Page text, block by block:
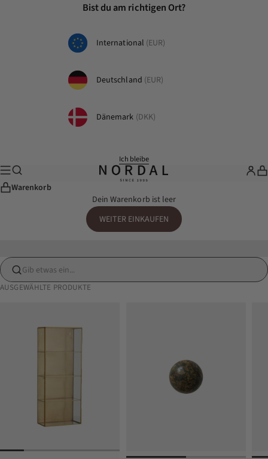
Bist du am richtigen Ort?
International (EUR)
Deutschland (EUR)
Dänemark (DKK)
Ich bleibe
nordal.com
Menü
Suche
Warenkorb
Dein Warenkorb ist leer
WEITER EINKAUFEN
Gib etwas ein...
AUSGEWÄHLTE PRODUKTE